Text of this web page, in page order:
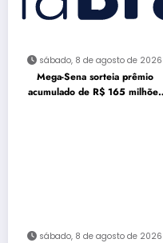
sábado, 8 de agosto de 2026
Mega-Sena sorteia prêmio
acumulado de R$ 165 milhões
sábado, 8 de agosto de 2026